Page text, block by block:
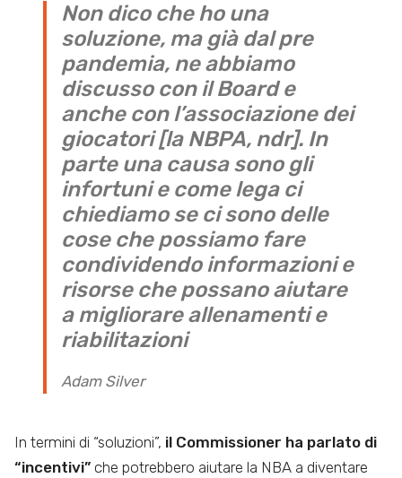
Non dico che ho una
soluzione, ma già dal pre
pandemia, ne abbiamo
discusso con il Board e
anche con l’associazione dei
giocatori [la NBPA, ndr]. In
parte una causa sono gli
infortuni e come lega ci
chiediamo se ci sono delle
cose che possiamo fare
condividendo informazioni e
risorse che possano aiutare
a migliorare allenamenti e
riabilitazioni
Adam Silver
In termini di “soluzioni”, il Commissioner ha parlato di
“incentivi” che potrebbero aiutare la NBA a diventare